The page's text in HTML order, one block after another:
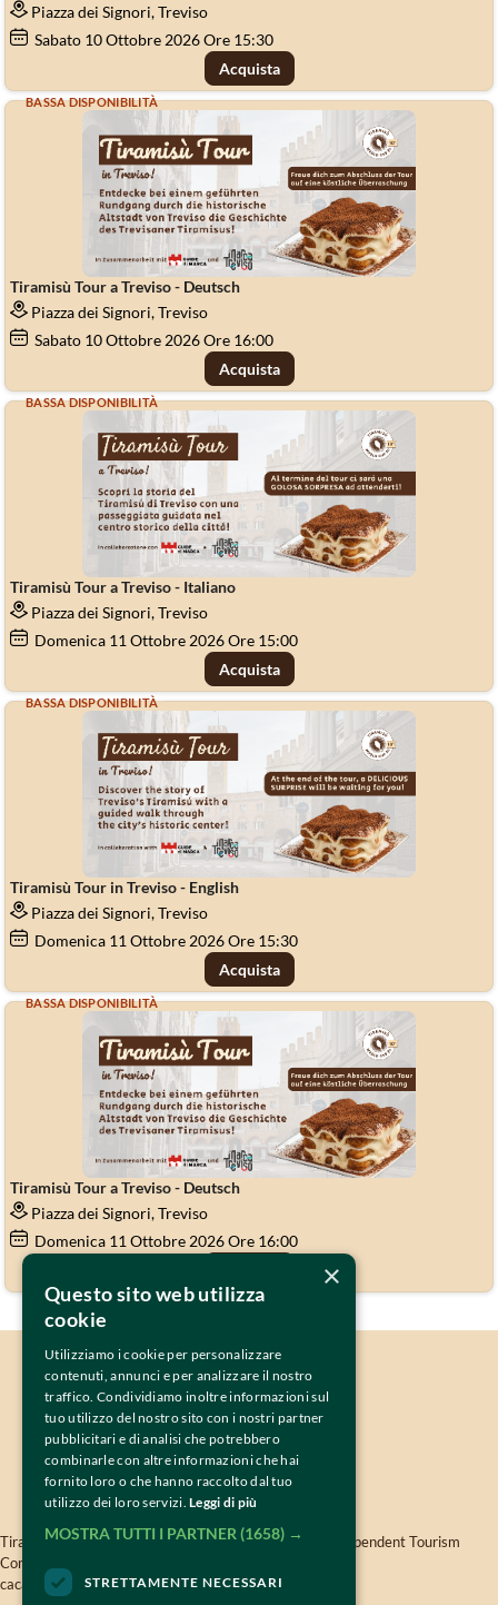
Piazza dei Signori, Treviso
Sabato 10Ottobre 2026Ore 15:30
Acquista
Tiramisù Tour a Treviso - Deutsch
Piazza dei Signori, Treviso
Sabato 10Ottobre 2026Ore 16:00
BASSA DISPONIBILITÀ
Acquista
Tiramisù Tour a Treviso - Italiano
Piazza dei Signori, Treviso
Domenica 11 Ottobre 2026Ore 15:00
BASSA DISPONIBILITÀ
Acquista
Tiramisù Tour in Treviso - English
Piazza dei Signori, Treviso
Domenica 11 Ottobre 2026Ore 15:30
BASSA DISPONIBILITÀ
Acquista
Tiramisù Tour a Treviso - Deutsch
Piazza dei Signori, Treviso
Domenica 11 Ottobre 2026Ore 16:00
BASSA DISPONIBILITÀ
IL PROGETTO
PARTNERS & SPONSORS
CONTATTI
Tiramisù World Cup is oganised by TWISSEN - The Independent Tourism
Company Srls - VAT 04819380264 -
cacao@tiramisuworldcup.com
×
Questo sito web utilizza
cookie
Utilizziamo i cookie per personalizzare
contenuti, annunci e per analizzare il nostro
traffico. Condividiamo inoltre informazioni sul
tuo utilizzo del nostro sito con i nostri partner
pubblicitari e di analisi che potrebbero
combinarle con altre informazioni che hai
fornito loro o che hanno raccolto dal tuo
utilizzo dei loro servizi. Leggi di più
MOSTRA TUTTI I PARTNER (1658) →
STRETTAMENTE NECESSARI